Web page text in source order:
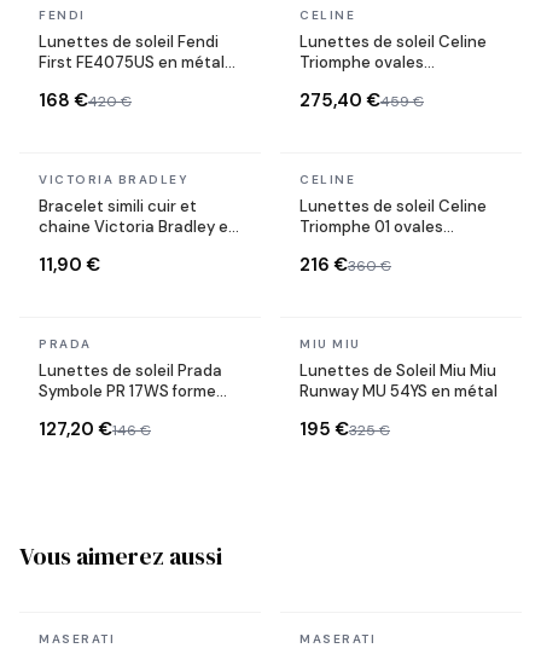
En stock
FENDI
Lunettes de soleil Fendi
First FE4075US en métal
168 €420 €
En stock
CELINE
Lunettes de soleil Celine
Triomphe ovales
275,40 €459 €
En stock
VICTORIA BRADLEY
Bracelet simili cuir et
chaine Victoria Bradley en
11,90 €
En stock
CELINE
Lunettes de soleil Celine
Triomphe 01 ovales
216 €360 €
En stock
PRADA
Lunettes de soleil Prada
Symbole PR 17WS forme
127,20 €146 €
En stock
MIU MIU
Lunettes de Soleil Miu Miu
Runway MU 54YS en métal
195 €325 €
Vous aimerez aussi
En stock
MASERATI En stock
MASERATI